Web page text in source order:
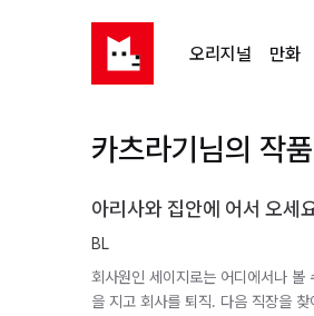
오리지널 만화
카츠라기님의 작품
아리사와 집안에 어서 오세
BL
회사원인 세이지로는 어디에서나
을 지고 회사를 퇴직. 다음 직장을